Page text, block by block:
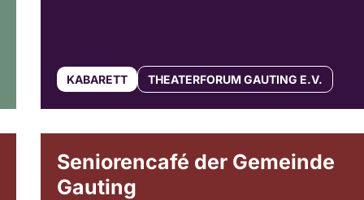
KABARETT THEATERFORUM GAUTING E.V.
Seniorencafé der Gemeinde
Gauting